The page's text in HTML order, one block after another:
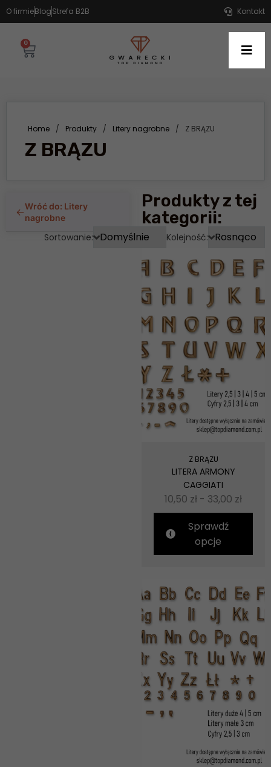
O firmieBlogStrefa B2B Kontakt
0
Home / Produkty / Litery nagrobne / Z BRĄZU
Z BRĄZU
←Wróć do: Litery
nagrobne
Produkty z tej
kategorii:
Sortowanie: Kolejność:
Z BRĄZU
LITERA ARMONY
CAGGIATI
10,50 zł - 33,00 zł
Sprawdź
opcje